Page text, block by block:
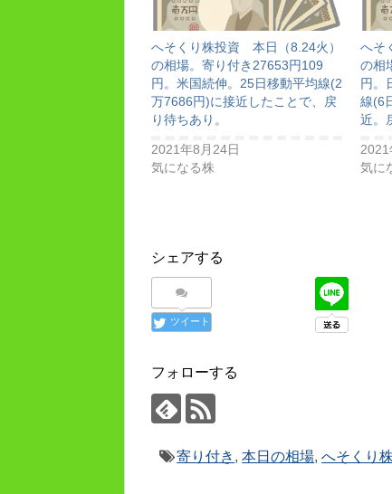
へそくり株投資 本日（8.24火）
の相場。寄り付き27653円109
円。米国続伸。25日移動平均線(2
万7686円)に接近したことで、戻
り待ちあり。
2021年8月24日
気になる株
へそ
の相
円。
線(6
近。
2021
気に
シェアする
ツイート
フォローする
寄り付き ,本日の相場,へそくり